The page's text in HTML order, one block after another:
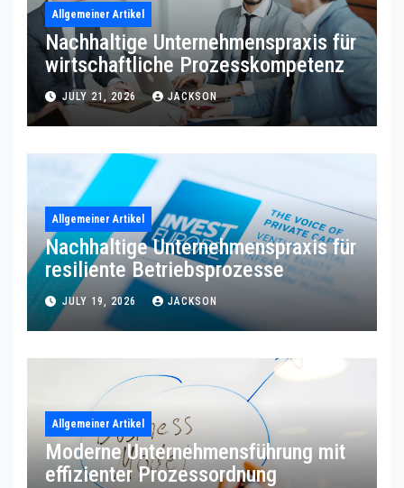
Allgemeiner Artikel
Nachhaltige Unternehmenspraxis für
wirtschaftliche Prozesskompetenz
JULY 21, 2026 JACKSON
Allgemeiner Artikel
Nachhaltige Unternehmenspraxis für
resiliente Betriebsprozesse
JULY 19, 2026 JACKSON
Allgemeiner Artikel
Moderne Unternehmensführung mit
effizienter Prozessordnung